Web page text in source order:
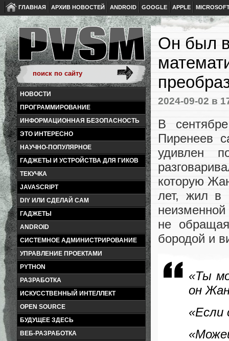
ГЛАВНАЯ АРХИВ НОВОСТЕЙ ANDROID GOOGLE APPLE
НОВОСТИ
ПРОГРАММИРОВАНИЕ
ИНФОРМАЦИОННАЯ БЕЗОПАСНОСТЬ
ЭТО ИНТЕРЕСНО
НАУЧНО-ПОПУЛЯРНОЕ
ГАДЖЕТЫ И УСТРОЙСТВА ДЛЯ ГИКОВ
ТЕКУЧКА
JAVASCRIPT
DIY ИЛИ СДЕЛАЙ САМ
ГАДЖЕТЫ
ANDROID
СИСТЕМНОЕ АДМИНИСТРИРОВАНИЕ
УПРАВЛЕНИЕ ПРОЕКТАМИ
PYTHON
РАЗРАБОТКА
ИСКУССТВЕННЫЙ ИНТЕЛЛЕКТ
OPEN SOURCE
БУДУЩЕЕ ЗДЕСЬ
ВЕБ-РАЗРАБОТКА
Он был
2024-09-02 в
В
Пиренеев
удивлен
которую
лет, жил в
не
бородой и
«Ты
он
«Если